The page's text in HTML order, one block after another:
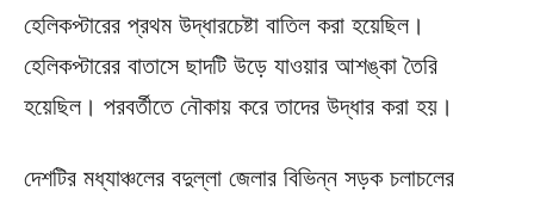
হেলিকপ্টারের প্রথম উদ্ধারচেষ্টা বাতিল করা হয়েছিল।
হেলিকপ্টারের বাতাসে ছাদটি উড়ে যাওয়ার আশঙ্কা তৈরি
হয়েছিল। পরবর্তীতে নৌকায় করে তাদের উদ্ধার করা হয়।
দেশটির মধ্যাঞ্চলের বদুল্লা জেলার বিভিন্ন সড়ক চলাচলের